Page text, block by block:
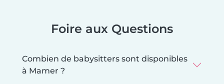
Foire aux Questions
Combien de babysitters sont disponibles
à Mamer ?